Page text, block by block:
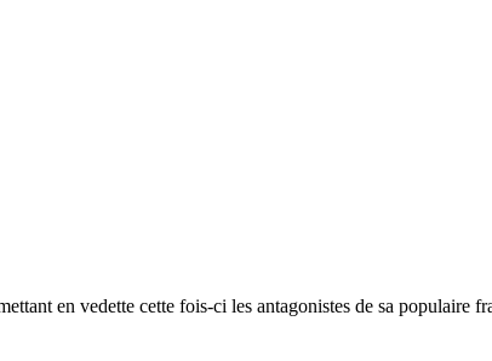
en vedette cette fois-ci les antagonistes de sa populaire